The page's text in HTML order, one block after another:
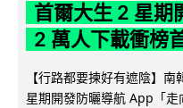
首爾大生 2 星期
2 萬人下載衝榜
【行路都要揀好有遮陰】
星期開發防曬導航 App「